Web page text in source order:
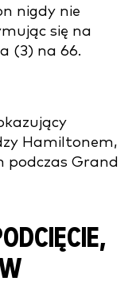
nigdy nie
się na
(3) na 66.